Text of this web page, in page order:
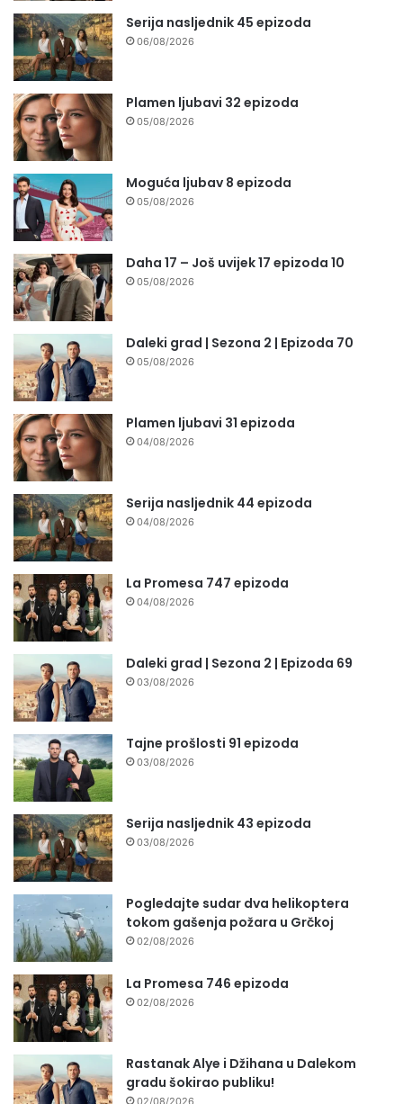
Serija nasljednik 45 epizoda
06/08/2026
Plamen ljubavi 32 epizoda
05/08/2026
Moguća ljubav 8 epizoda
05/08/2026
Daha 17 – Još uvijek 17 epizoda 10
05/08/2026
Daleki grad | Sezona 2 | Epizoda 70
05/08/2026
Plamen ljubavi 31 epizoda
04/08/2026
Serija nasljednik 44 epizoda
04/08/2026
La Promesa 747 epizoda
04/08/2026
Daleki grad | Sezona 2 | Epizoda 69
03/08/2026
Tajne prošlosti 91 epizoda
03/08/2026
Serija nasljednik 43 epizoda
03/08/2026
Pogledajte sudar dva helikoptera
tokom gašenja požara u Grčkoj
02/08/2026
La Promesa 746 epizoda
02/08/2026
Rastanak Alye i Džihana u Dalekom
gradu šokirao publiku!
02/08/2026